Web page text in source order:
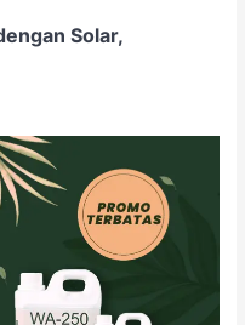
Solar,